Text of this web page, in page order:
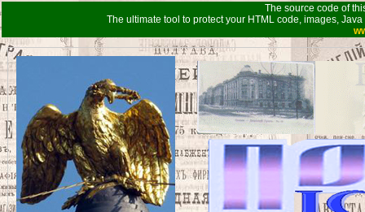
The source code of
The ultimate tool to protect your HTML code, images,